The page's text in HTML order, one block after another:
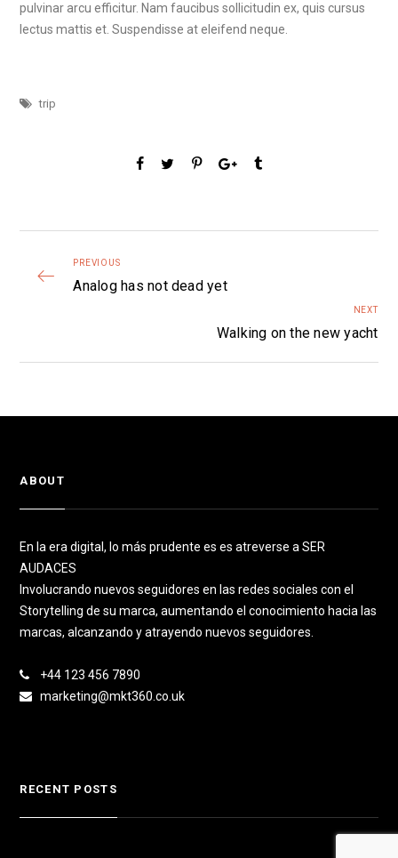
pulvinar arcu efficitur. Nam faucibus sollicitudin ex, quis cursus
lectus mattis et. Suspendisse at eleifend neque.
trip
PREVIOUS
Analog has not dead yet
NEXT
Walking on the new yacht
ABOUT
En la era digital, lo más prudente es es atreverse a SER
AUDACES
Involucrando nuevos seguidores en las redes sociales con el
Storytelling de su marca, aumentando el conocimiento hacia las
marcas, alcanzando y atrayendo nuevos seguidores.
+44 123 456 7890
marketing@mkt360.co.uk
RECENT POSTS